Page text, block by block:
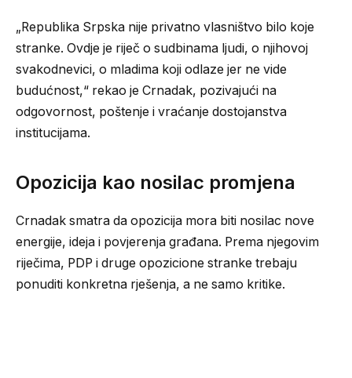
„Republika Srpska nije privatno vlasništvo bilo koje
stranke. Ovdje je riječ o sudbinama ljudi, o njihovoj
svakodnevici, o mladima koji odlaze jer ne vide
budućnost,“ rekao je Crnadak, pozivajući na
odgovornost, poštenje i vraćanje dostojanstva
institucijama.
Opozicija kao nosilac promjena
Crnadak smatra da opozicija mora biti nosilac nove
energije, ideja i povjerenja građana. Prema njegovim
riječima, PDP i druge opozicione stranke trebaju
ponuditi konkretna rješenja, a ne samo kritike.